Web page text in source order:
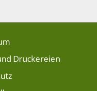
Druckereien